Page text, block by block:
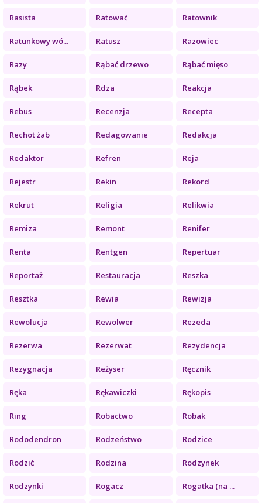
Rasista Ratować Ratownik
Ratunkowy wó... Ratusz Razowiec
Razy Rąbać drzewo Rąbać mięso
Rąbek Rdza Reakcja
Rebus Recenzja Recepta
Rechot żab Redagowanie Redakcja
Redaktor Refren Reja
Rejestr Rekin Rekord
Rekrut Religia Relikwia
Remiza Remont Renifer
Renta Rentgen Repertuar
Reportaż Restauracja Reszka
Resztka Rewia Rewizja
Rewolucja Rewolwer Rezeda
Rezerwa Rezerwat Rezydencja
Rezygnacja Reżyser Ręcznik
Ręka Rękawiczki Rękopis
Ring Robactwo Robak
Rododendron Rodzeństwo Rodzice
Rodzić Rodzina Rodzynek
Rodzynki Rogacz Rogatka (na ...